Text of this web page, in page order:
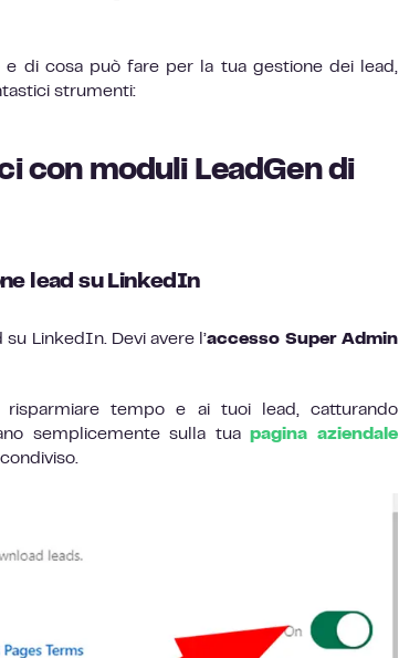
e di cosa può fare per la tua gestione dei lead,
strumenti:
con moduli LeadGen di
lead su LinkedIn
LinkedIn. Devi avere l’accesso Super Admin
tempo e ai tuoi lead, catturando
semplicemente sulla tuapagina aziendale